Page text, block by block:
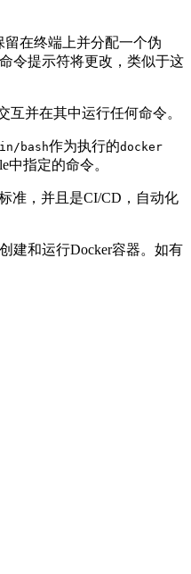
留在终端上并分配一个伪
令提示符将更改，类似于这
互并在其中运行任何命令。
bash作为执行的docker
中指定的命令。
准，并且是CI/CD，自动化
建和运行Docker容器。如有